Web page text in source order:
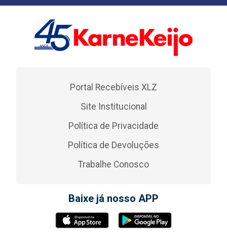
Portal Recebíveis XLZ
Site Institucional
Política de Privacidade
Política de Devoluções
Trabalhe Conosco
Baixe já nosso APP